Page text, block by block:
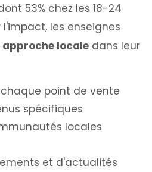
53% chez les 18-24
l'impact, les enseignes
approche locale dans leur
point de vente
spécifiques
locales
et d'actualités